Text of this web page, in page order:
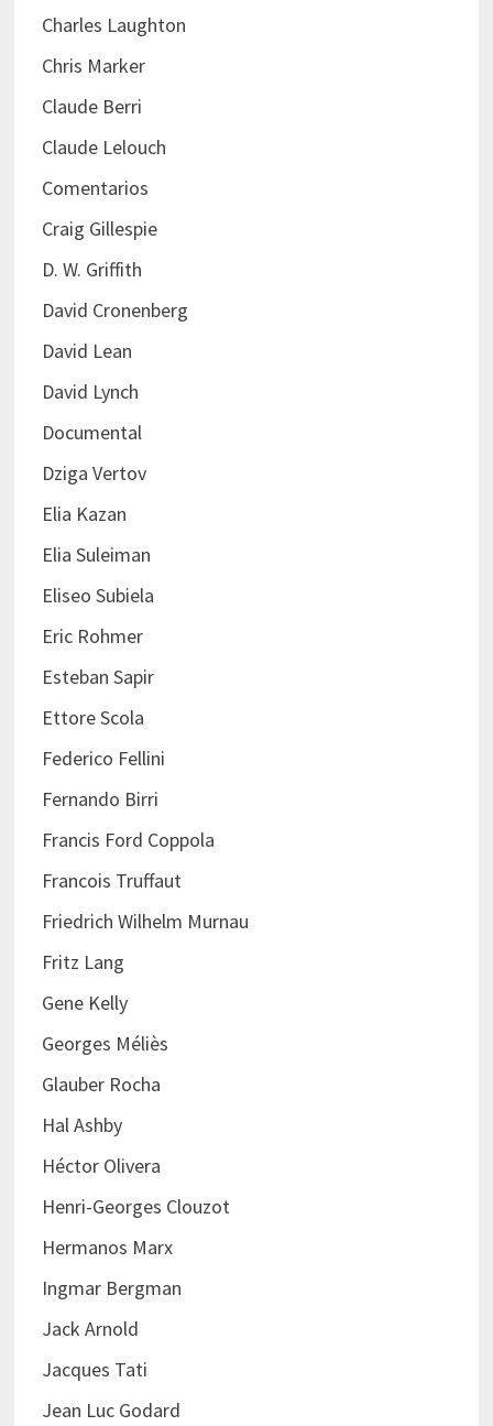
Charles Laughton
Chris Marker
Claude Berri
Claude Lelouch
Comentarios
Craig Gillespie
D. W. Griffith
David Cronenberg
David Lean
David Lynch
Documental
Dziga Vertov
Elia Kazan
Elia Suleiman
Eliseo Subiela
Eric Rohmer
Esteban Sapir
Ettore Scola
Federico Fellini
Fernando Birri
Francis Ford Coppola
Francois Truffaut
Friedrich Wilhelm Murnau
Fritz Lang
Gene Kelly
Georges Méliès
Glauber Rocha
Hal Ashby
Héctor Olivera
Henri-Georges Clouzot
Hermanos Marx
Ingmar Bergman
Jack Arnold
Jacques Tati
Jean Luc Godard